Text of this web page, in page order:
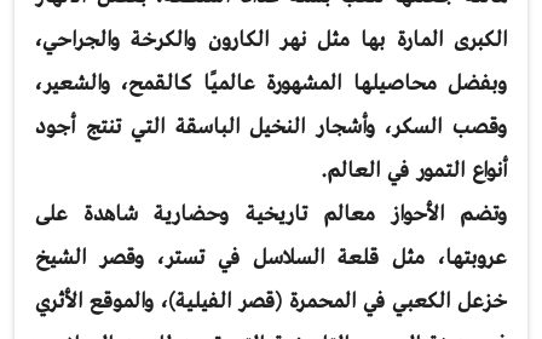
الكبرى المارة بها مثل نهر الكارون والكرخة والجراحي،
وبفضل محاصيلها المشهورة عالميًا كالقمح، والشعير،
وقصب السكر، وأشجار النخيل الباسقة التي تنتج أجود
أنواع التمور في العالم.
وتضم الأحواز معالم تاريخية وحضارية شاهدة على
عروبتها، مثل قلعة السلاسل في تستر، وقصر الشيخ
خزعل الكعبي في المحمرة (قصر الفيلية)، والموقع الأثري